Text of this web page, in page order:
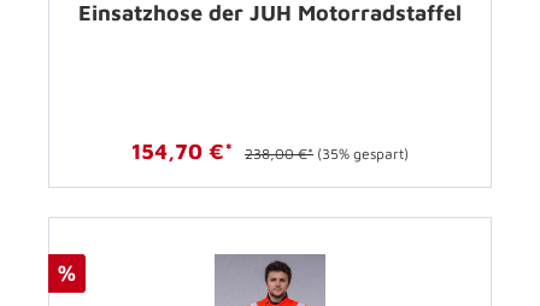
Einsatzhose der JUH Motorradstaffel
154,70 €* 238,00 €* (35% gespart)
%